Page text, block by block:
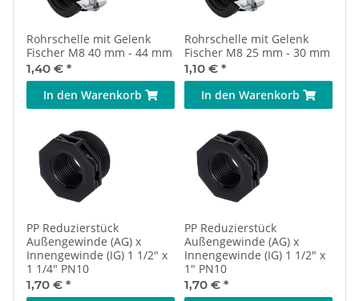
Rohrschelle mit Gelenk
Fischer M8 40 mm - 44 mm
1,40 € *
In den Warenkorb
Rohrschelle mit Gelenk
Fischer M8 25 mm - 30 mm
1,10 € *
In den Warenkorb
PP Reduzierstück
Außengewinde (AG) x
Innengewinde (IG) 1 1/2" x
1 1/4" PN10
1,70 € *
PP Reduzierstück
Außengewinde (AG) x
Innengewinde (IG) 1 1/2" x
1" PN10
1,70 € *